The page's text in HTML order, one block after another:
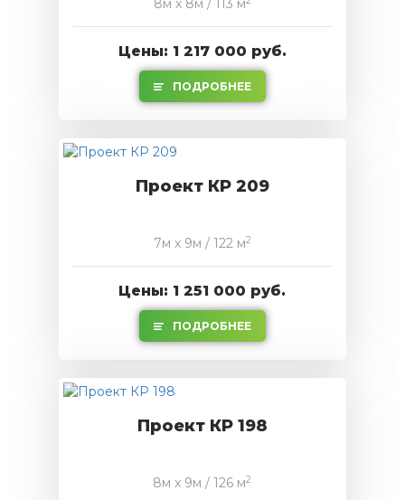
8м x 8м / 113 м
Цены: 1 217 000 руб.
ПОДРОБНЕЕ
Проект КР 209
7м x 9м / 122 м2
Цены: 1 251 000 руб.
ПОДРОБНЕЕ
Проект КР 198
8м x 9м / 126 м2